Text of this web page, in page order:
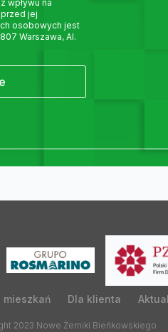
wpływu na
jej
osobowych jest
Warszawa, Al.
mieszkań Dla klienta
2023 Nowe Żerniki Bieńkowskiego